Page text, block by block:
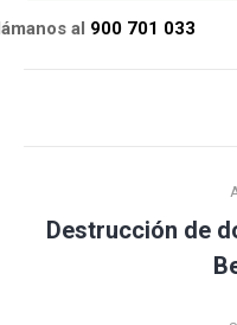
al 900 701 033
entre
Destrucción de